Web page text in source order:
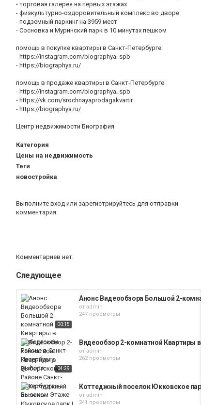
- торговая галерея на первых этажах
- физкультурно-оздоровительный комплекс во дворе
- подземный паркинг на 3959 мест
- Сосновка и Муринский парк в 10 минутах пешком
помощь в покупке квартиры в Санкт-Петербурге:
- https://instagram.com/biographya_spb
- https://biographya.ru/
помощь в продаже квартиры в Санкт-Петербурге:
- https://instagram.com/biographya_spb
- https://vk.com/srochnayaprodagakvartir
- https://biographya.ru/
Центр недвижимости Биография
Категория
Цены на недвижимость
Теги
новостройка
Выполните вход или зарегистрируйтесь для отправки
комментария.
Комментариев нет.
Следующее
00:15
Анонс Видеообзора Большой 2-
от admin
247 просмотры
04:29
Видеообзор 2-комнатной Квартиры в
от admin
262 просмотры
Коттеджный поселок Юкковское парк |
от admin
241 просмотры